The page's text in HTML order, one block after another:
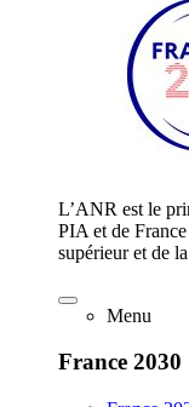
L’ANR est le
PIA et de
supérieur et de
Menu
France 2030